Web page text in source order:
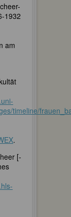
1932
am
timeline/
.
[-